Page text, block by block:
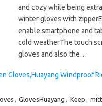
and cozy while being
winter gloves with
enable smartphone and
cold weatherThe touch
gloves and also the…
Gloves,Huayang Windproof
, GlovesHuayang , Keep ,